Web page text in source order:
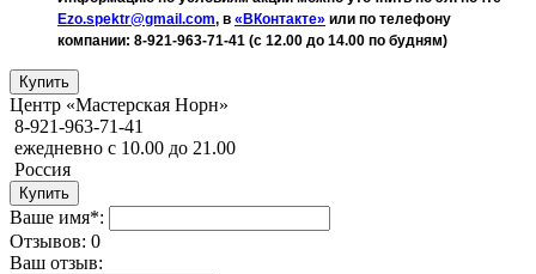
Ezo.spektr@gmail.com, в «ВКонтакте» или по телефону
компании: 8-921-963-71-41 (с 12.00 до 14.00 по будням)
Центр «Мастерская Норн»
8-921-963-71-41
ежедневно с 10.00 до 21.00
Россия
Ваше имя*:
Отзывов: 0
Ваш отзыв: